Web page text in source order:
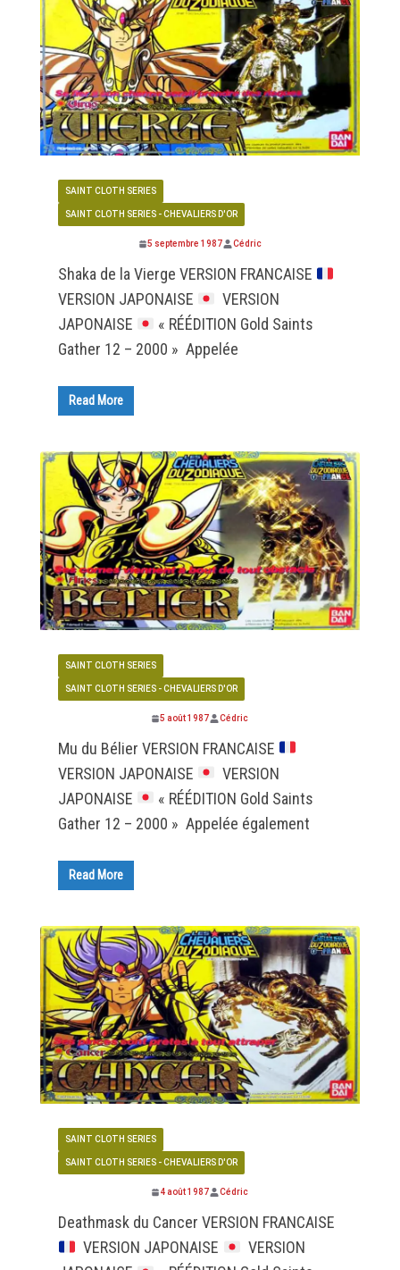
SAINT CLOTH SERIES
SAINT CLOTH SERIES - CHEVALIERS D'OR
5 septembre 1987 Cédric
Shaka de la Vierge VERSION FRANCAISE
VERSION JAPONAISE
VERSION
JAPONAISE
« RÉÉDITION Gold Saints
Gather 12 – 2000 » Appelée
Read More
SAINT CLOTH SERIES
SAINT CLOTH SERIES - CHEVALIERS D'OR
5 août 1987 Cédric
Mu du Bélier VERSION FRANCAISE
VERSION JAPONAISE
VERSION
JAPONAISE
« RÉÉDITION Gold Saints
Gather 12 – 2000 » Appelée également
Read More
SAINT CLOTH SERIES
SAINT CLOTH SERIES - CHEVALIERS D'OR
4 août 1987 Cédric
Deathmask du Cancer VERSION FRANCAISE
VERSION JAPONAISE
VERSION